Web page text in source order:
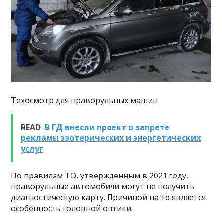
Техосмотр для праворульных машин
READ В ГД внесли проект о запрете
рекламы эзотерических и энергетических
услуг
По правилам ТО, утвержденным в 2021 году,
праворульные автомобили могут не получить
диагностическую карту. Причиной на то является
особенность головной оптики.